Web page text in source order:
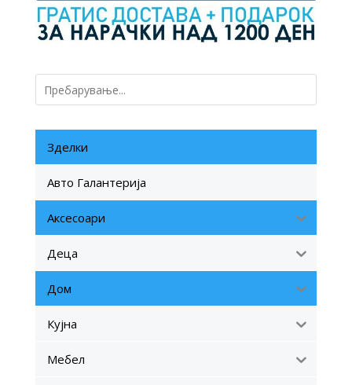
Зделки
Авто Галантерија
Аксесоари
Деца
Дом
Кујна
Мебел